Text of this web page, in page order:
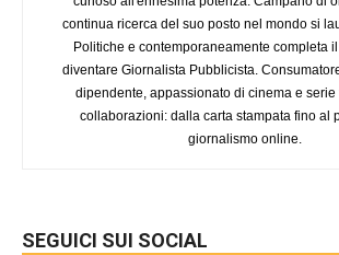
continua ricerca del suo posto nel mondo si
Politiche e contemporaneamente completa
diventare Giornalista Pubblicista.
dipendente, appassionato di cinema e serie
collaborazioni: dalla carta stampata fino al
giornalismo online.
SEGUICI SUI SOCIAL